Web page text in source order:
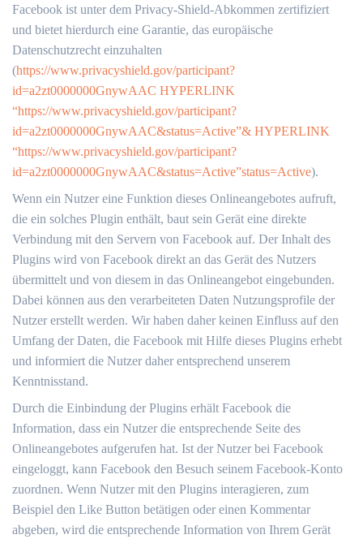
Facebook ist unter dem Privacy-Shield-Abkommen zertifiziert
und bietet hierdurch eine Garantie, das europäische
Datenschutzrecht einzuhalten
(https://www.privacyshield.gov/participant?
id=a2zt0000000GnywAAC HYPERLINK
“https://www.privacyshield.gov/participant?
id=a2zt0000000GnywAAC&status=Active”& HYPERLINK
“https://www.privacyshield.gov/participant?
id=a2zt0000000GnywAAC&status=Active”status=Active).
Wenn ein Nutzer eine Funktion dieses Onlineangebotes aufruft,
die ein solches Plugin enthält, baut sein Gerät eine direkte
Verbindung mit den Servern von Facebook auf. Der Inhalt des
Plugins wird von Facebook direkt an das Gerät des Nutzers
übermittelt und von diesem in das Onlineangebot eingebunden.
Dabei können aus den verarbeiteten Daten Nutzungsprofile der
Nutzer erstellt werden. Wir haben daher keinen Einfluss auf den
Umfang der Daten, die Facebook mit Hilfe dieses Plugins erhebt
und informiert die Nutzer daher entsprechend unserem
Kenntnisstand.
Durch die Einbindung der Plugins erhält Facebook die
Information, dass ein Nutzer die entsprechende Seite des
Onlineangebotes aufgerufen hat. Ist der Nutzer bei Facebook
eingeloggt, kann Facebook den Besuch seinem Facebook-Konto
zuordnen. Wenn Nutzer mit den Plugins interagieren, zum
Beispiel den Like Button betätigen oder einen Kommentar
abgeben, wird die entsprechende Information von Ihrem Gerät